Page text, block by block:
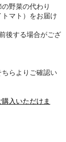
野菜の代わり
マト）をお届け
後する場合がござ
らよりご確認い
入いただけま